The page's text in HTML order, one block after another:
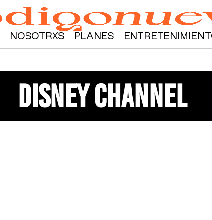
NOSOTRXS PLANES
disney channel